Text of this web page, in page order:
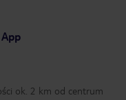
ok. 2 km od centrum